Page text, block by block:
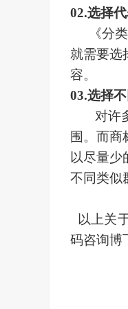
02.选择
《分类
就需要选
容。
03.选择
对许多
围。而商
以尽量少
不同类似
以上关
码咨询博